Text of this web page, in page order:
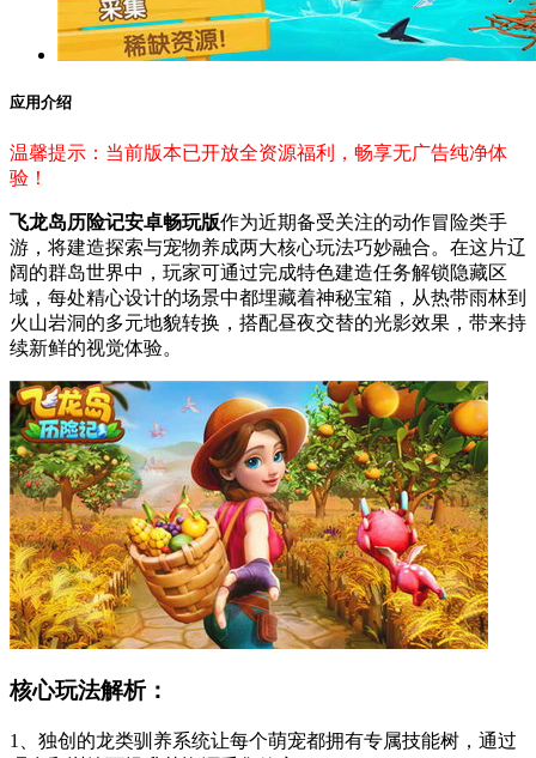
应用介绍
温馨提示：当前版本已开放全资源福利，畅享无广告纯净体
验！
飞龙岛历险记安卓畅玩版作为近期备受关注的动作冒险类手
游，将建造探索与宠物养成两大核心玩法巧妙融合。在这片辽
阔的群岛世界中，玩家可通过完成特色建造任务解锁隐藏区
域，每处精心设计的场景中都埋藏着神秘宝箱，从热带雨林到
火山岩洞的多元地貌转换，搭配昼夜交替的光影效果，带来持
续新鲜的视觉体验。
核心玩法解析：
1、独创的龙类驯养系统让每个萌宠都拥有专属技能树，通过